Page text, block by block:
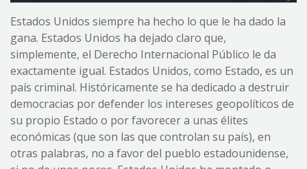
Estados Unidos siempre ha hecho lo que le ha dado la
gana. Estados Unidos ha dejado claro que,
simplemente, el Derecho Internacional Público le da
exactamente igual. Estados Unidos, como Estado, es un
país criminal. Históricamente se ha dedicado a destruir
democracias por defender los intereses geopolíticos de
su propio Estado o por favorecer a unas élites
económicas (que son las que controlan su país), en
otras palabras, no a favor del pueblo estadounidense,